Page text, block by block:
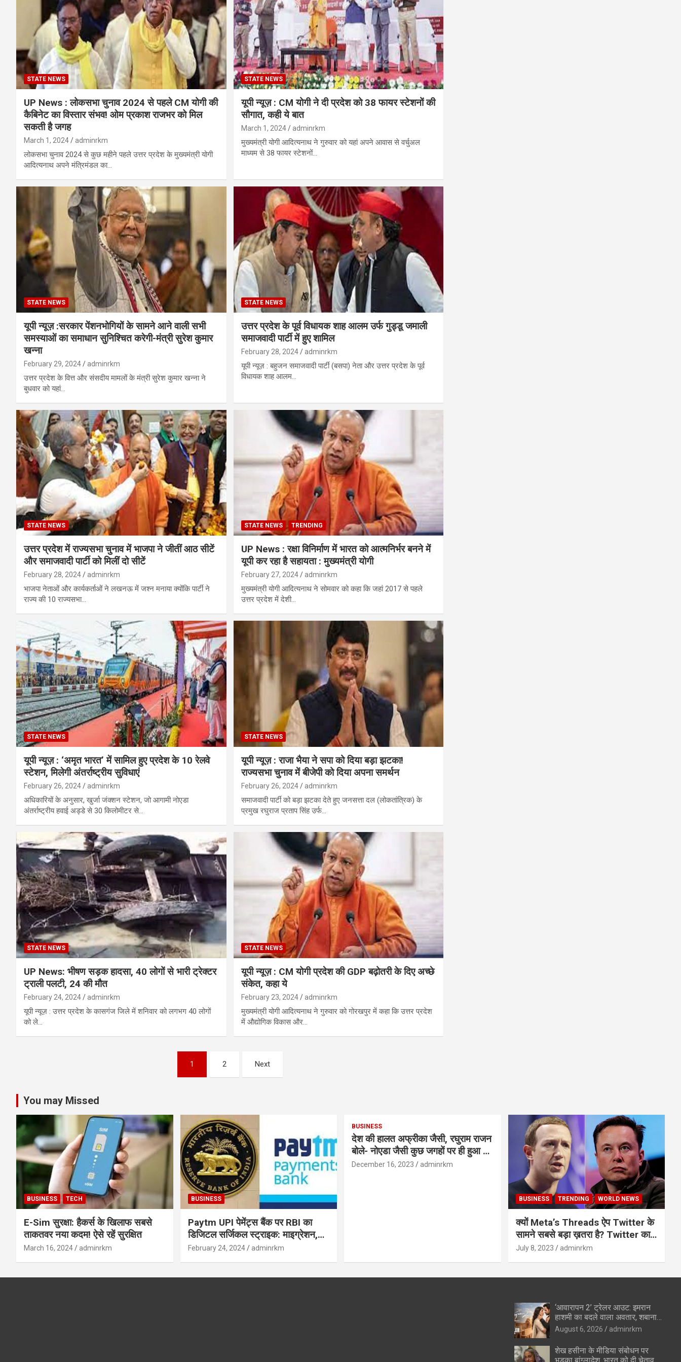
STATE NEWS
UP News : लोकसभा चुनाव 2024 से पहले CM योगी की
कैबिनेट का विस्तार संभव! ओम प्रकाश राजभर को मिल
सकती है जगह
March 1, 2024 adminrkm
लोकसभा चुनाव 2024 से कुछ महीने पहले उत्तर प्रदेश के मुख्यमंत्री योगी
आदित्यनाथ अपने मंत्रिमंडल का…
STATE NEWS
यूपी न्यूज़ : CM योगी ने दी प्रदेश को 38 फायर स्टेशनों की
सौगात, कही ये बात
March 1, 2024 adminrkm
मुख्यमंत्री योगी आदित्यनाथ ने गुरुवार को यहां अपने आवास से वर्चुअल
माध्यम से 38 फायर स्टेशनों…
STATE NEWS
यूपी न्यूज़ :सरकार पेंशनभोगियों के सामने आने वाली सभी
समस्याओं का समाधान सुनिश्चित करेगी-मंत्री सुरेश कुमार
खन्ना
February 29, 2024 adminrkm
उत्तर प्रदेश के वित्त और संसदीय मामलों के मंत्री सुरेश कुमार खन्ना ने
बुधवार को यहां…
STATE NEWS
उत्तर प्रदेश के पूर्व विधायक शाह आलम उर्फ ​​​​गुड्डू जमाली
समाजवादी पार्टी में हुए शामिल
February 28, 2024 adminrkm
यूपी न्यूज़ : बहुजन समाजवादी पार्टी (बसपा) नेता और उत्तर प्रदेश के पूर्व
विधायक शाह आलम…
STATE NEWS
उत्तर प्रदेश में राज्यसभा चुनाव में भाजपा ने जीतीं आठ सीटें
और समाजवादी पार्टी को मिलीं दो सीटें
February 28, 2024 adminrkm
भाजपा नेताओं और कार्यकर्ताओं ने लखनऊ में जश्न मनाया क्योंकि पार्टी ने
राज्य की 10 राज्यसभा…
STATE NEWS TRENDING
UP News : रक्षा विनिर्माण में भारत को आत्मनिर्भर बनने में
यूपी कर रहा है सहायता : मुख्यमंत्री योगी
February 27, 2024 adminrkm
मुख्यमंत्री योगी आदित्यनाथ ने सोमवार को कहा कि जहां 2017 से पहले
उत्तर प्रदेश में देशी…
STATE NEWS
यूपी न्यूज़ : ‘अमृत भारत’ में सामिल हुए प्रदेश के 10 रेलवे
स्टेशन, मिलेगी अंतर्राष्ट्रीय सुविधाएं
February 26, 2024 adminrkm
अधिकारियों के अनुसार, खुर्जा जंक्शन स्टेशन, जो आगामी नोएडा
अंतर्राष्ट्रीय हवाई अड्डे से 30 किलोमीटर से…
STATE NEWS
यूपी न्यूज़ : राजा भैया ने सपा को दिया बड़ा झटका!
राज्यसभा चुनाव में बीजेपी को दिया अपना समर्थन
February 26, 2024 adminrkm
समाजवादी पार्टी को बड़ा झटका देते हुए जनसत्ता दल (लोकतांत्रिक) के
प्रमुख रघुराज प्रताप सिंह उर्फ…
STATE NEWS
UP News: भीषण सड़क हादसा, 40 लोगों से भारी ट्रेक्टर
ट्राली पलटी, 24 की मौत
February 24, 2024 adminrkm
यूपी न्यूज़ : उत्तर प्रदेश के कासगंज जिले में शनिवार को लगभग 40 लोगों
को ले…
STATE NEWS
यूपी न्यूज़ : CM योगी प्रदेश की GDP बढ़ोतरी के दिए अच्छे
संकेत, कहा ये
February 23, 2024 adminrkm
मुख्यमंत्री योगी आदित्यनाथ ने गुरुवार को गोरखपुर में कहा कि उत्तर प्रदेश
में औद्योगिक विकास और…
1 2 Next
You may Missed
BUSINESS TECH
E-Sim सुरक्षा: हैकर्स के खिलाफ सबसे
ताकतवर नया कदम! ऐसे रहें सुरक्षित
March 16, 2024 adminrkm
BUSINESS
Paytm UPI पेमेंट्स बैंक पर RBI का
डिजिटल सर्जिकल स्ट्राइक: माइग्रेशन,
सुरक्षा और उपयोगकर्ताओं के लिए सलाह!
February 24, 2024 adminrkm
BUSINESS
देश की हालत अफ्रीका जैसी, रघुराम राजन
बोले- नोएडा जैसी कुछ जगहों पर ही हुआ है
विकास : रघुराम राजन
December 16, 2023 adminrkm
BUSINESS TRENDING WORLD NEWS
क्यों Meta’s Threads ऐप Twitter के
सामने सबसे बड़ा ख़तरा है? Twitter का
अंत?
July 8, 2023 adminrkm
‘आवारापन 2’ ट्रेलर आउट: इमरान
हाशमी का बदले वाला अवतार, शबाना
आजमी के विलेन रोल ने उड़ाए होश
August 6, 2026 adminrkm
शेख हसीना के मीडिया संबोधन पर
भड़का बांग्लादेश, भारत को दी चेतावनी